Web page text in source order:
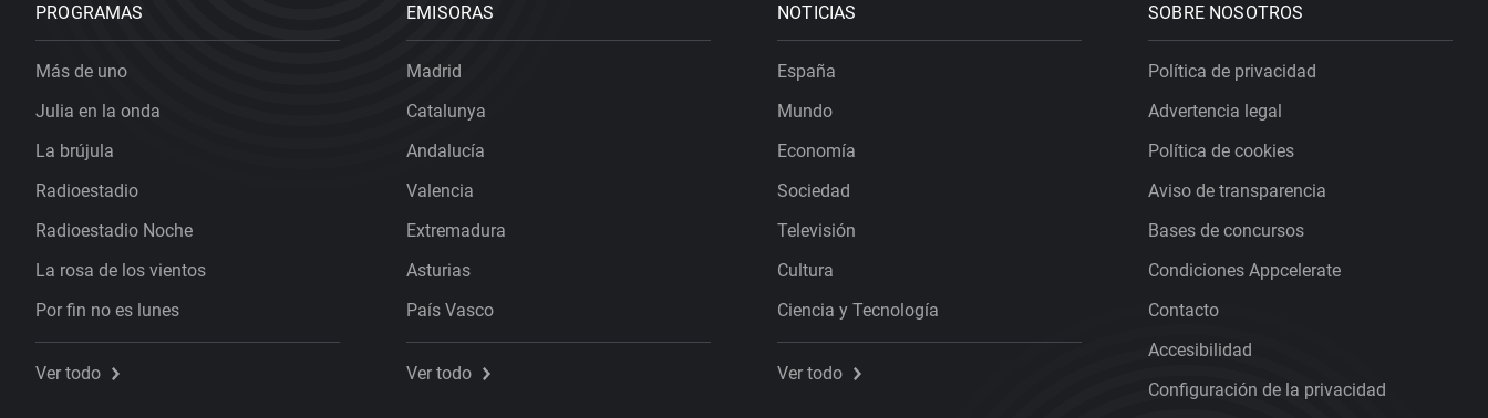
PROGRAMAS
Más de uno
Julia en la onda
La brújula
Radioestadio
Radioestadio Noche
La rosa de los vientos
Por fin no es lunes
Ver todo
EMISORAS
Madrid
Catalunya
Andalucía
Valencia
Extremadura
Asturias
País Vasco
Ver todo
NOTICIAS
España
Mundo
Economía
Sociedad
Televisión
Cultura
Ciencia y Tecnología
Ver todo
SOBRE NOSOTROS
Política de privacidad
Advertencia legal
Política de cookies
Aviso de transparencia
Bases de concursos
Condiciones Appcelerate
Contacto
Accesibilidad
Configuración de la privacidad